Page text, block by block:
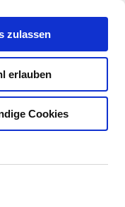
zulassen
erlauben
Cookies